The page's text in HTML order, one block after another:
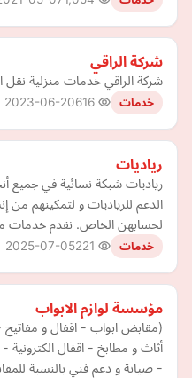
شركة الراقي
شركة الراقي خدمات منزلية
خدمات 2023-06-20
رياديات
رياديات شبكة نسائية في جميع
الدعم للرياديات و لتمكينهم
لحسابهن الخاص. نقدم خدمات
خدمات 2025-07-05
مؤسسة لوازم الابواب
(مقابض ابواب - اقفال و
أثاث و مطابخ - اقفال
- صيانة و دعم فني بالنسبة